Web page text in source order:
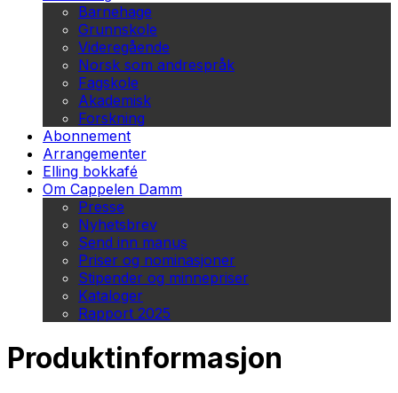
Barnehage
Grunnskole
Videregående
Norsk som andrespråk
Fagskole
Akademisk
Forskning
Abonnement
Arrangementer
Elling bokkafé
Om Cappelen Damm
Presse
Nyhetsbrev
Send inn manus
Priser og nominasjoner
Stipender og minnepriser
Kataloger
Rapport 2025
Produktinformasjon